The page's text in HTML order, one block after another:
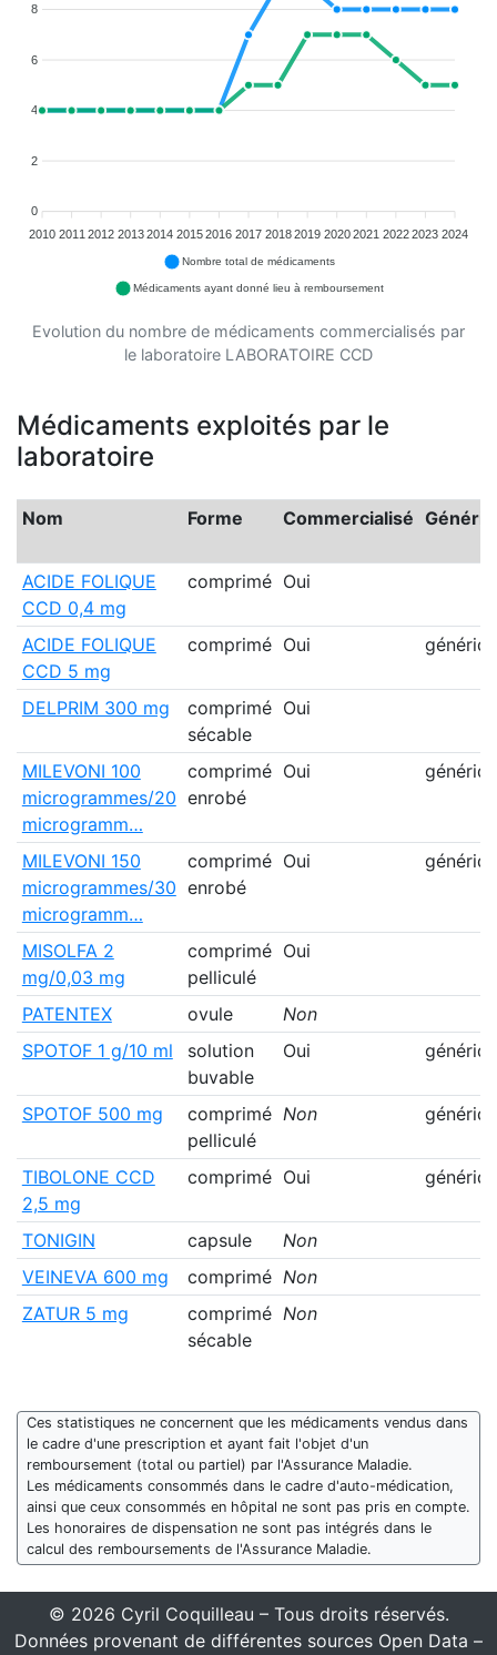
8
6
4
2
0
2010 2011 2012 2013 2014 2015 2016 2017 2018 2019 2020 2021 2022 2023 2024
Nombre total de médicaments
Médicaments ayant donné lieu à remboursement
Evolution du nombre de médicaments commercialisés par
le laboratoire LABORATOIRE CCD
Médicaments exploités par le
laboratoire
Nom Forme Commercialisé
ACIDE FOLIQUE
CCD 0,4 mg
comprimé Oui
ACIDE FOLIQUE
CCD 5 mg
comprimé Oui
DELPRIM 300 mg
comprimé
sécable
Oui
MILEVONI 100
microgrammes/20
microgramm…
comprimé
enrobé
Oui
MILEVONI 150
microgrammes/30
microgramm…
comprimé
enrobé
Oui
MISOLFA 2
mg/0,03 mg
comprimé
pelliculé
Oui
PATENTEX ovule
Non
SPOTOF 1 g/10 ml
solution
buvable
Oui
SPOTOF 500 mg
comprimé
pelliculé
Non
TIBOLONE CCD
2,5 mg
comprimé Oui
TONIGIN capsule
Non
VEINEVA 600 mg
comprimé Non
ZATUR 5 mg
comprimé
sécable
Non
Ces statistiques ne concernent que les médicaments vendus dans
le cadre d'une prescription et ayant fait l'objet d'un
remboursement (total ou partiel) par l'Assurance Maladie.
Les médicaments consommés dans le cadre d'auto-médication,
ainsi que ceux consommés en hôpital ne sont pas pris en compte.
Les honoraires de dispensation ne sont pas intégrés dans le
calcul des remboursements de l'Assurance Maladie.
© 2026 Cyril Coquilleau – Tous droits réservés.
Données provenant de différentes sources Open Data –